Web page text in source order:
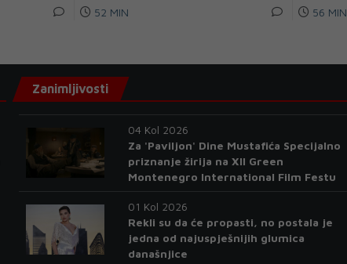
52 MIN 56 MIN
Zanimljivosti
04 Kol 2026
Za 'Paviljon' Dine Mustafića Specijalno
priznanje žirija na XII Green
Montenegro International Film Festu
01 Kol 2026
Rekli su da će propasti, no postala je
jedna od najuspješnijih glumica
današnjice